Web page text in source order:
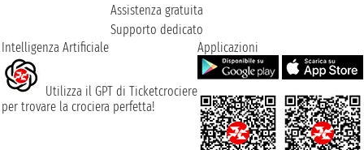
Assistenza gratuita
Supporto dedicato
Intelligenza Artificiale
Utilizza il GPT di Ticketcrociere
per trovare la crociera perfetta!
Applicazioni